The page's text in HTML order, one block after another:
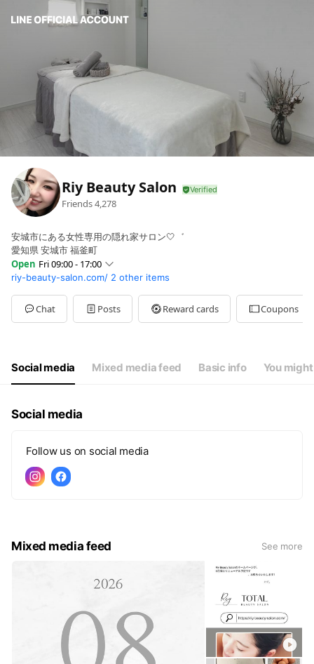
Riy Beauty Salon
Friends4,278
安城市にある女性専用の隠れ家サロン🤍゛
愛知県 安城市 福釜町
Open Fri 09:00 - 17:00
Sun09:00 - 17:00
Mon09:00 - 17:00
Tue09:00 - 17:00
Wed09:00 - 17:00
09:00 - 17:00
〖 定休日 〗不定休
riy-beauty-salon.com/ 2 other items
Chat Posts Reward cards Coupons
Social media Mixed media feed Basic info You
Social media
Follow us on social media
Mixed media feed See more